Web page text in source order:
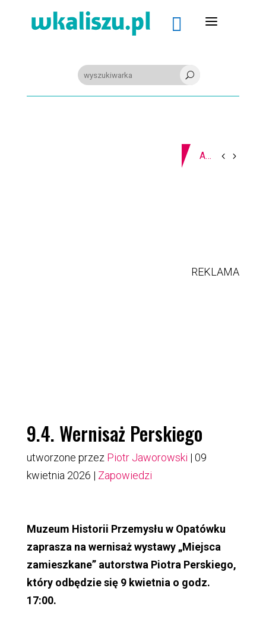
 a
U
AKCJA. ,,Nie bądź obojętny” na kaliskim rynku
REKLAMA
9.4. Wernisaż Perskiego
utworzone przez Piotr Jaworowski | 09
kwietnia 2026 | Zapowiedzi
Muzeum Historii Przemysłu w Opatówku
zaprasza na wernisaż wystawy „Miejsca
zamieszkane” autorstwa Piotra Perskiego,
który odbędzie się 9 kwietnia o godz.
17:00.